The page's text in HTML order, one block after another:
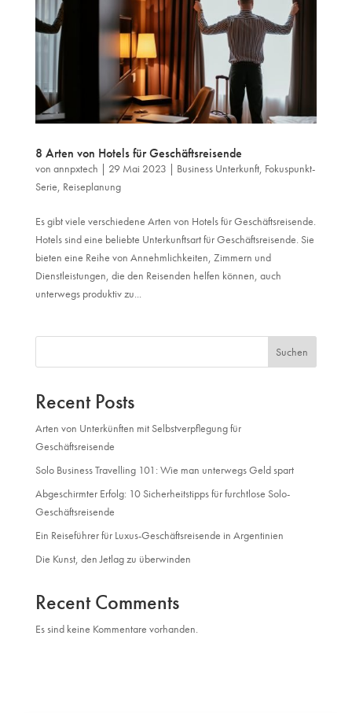
8 Arten von Hotels für Geschäftsreisende
von annpxtech | 29 Mai 2023 | Business Unterkunft, Fokuspunkt-
Serie Reiseplanung
Es gibt viele verschiedene Arten von Hotels für Geschäftsreisende.
Hotels sind eine beliebte Unterkunftsart für Geschäftsreisende. Sie
bieten eine Reihe von Annehmlichkeiten, Zimmern und
Dienstleistungen, die den Reisenden helfen können, auch
unterwegs produktiv zu...
Suchen
Recent Posts
Arten von Unterkünften mit Selbstverpflegung für
Geschäftsreisende
Solo Business Travelling 101: Wie man unterwegs Geld spart
Abgeschirmter Erfolg: 10 Sicherheitstipps für furchtlose Solo-
Geschäftsreisende
Ein Reiseführer für Luxus-Geschäftsreisende in Argentinien
Die Kunst, den Jetlag zu überwinden
Recent Comments
Es sind keine Kommentare vorhanden.